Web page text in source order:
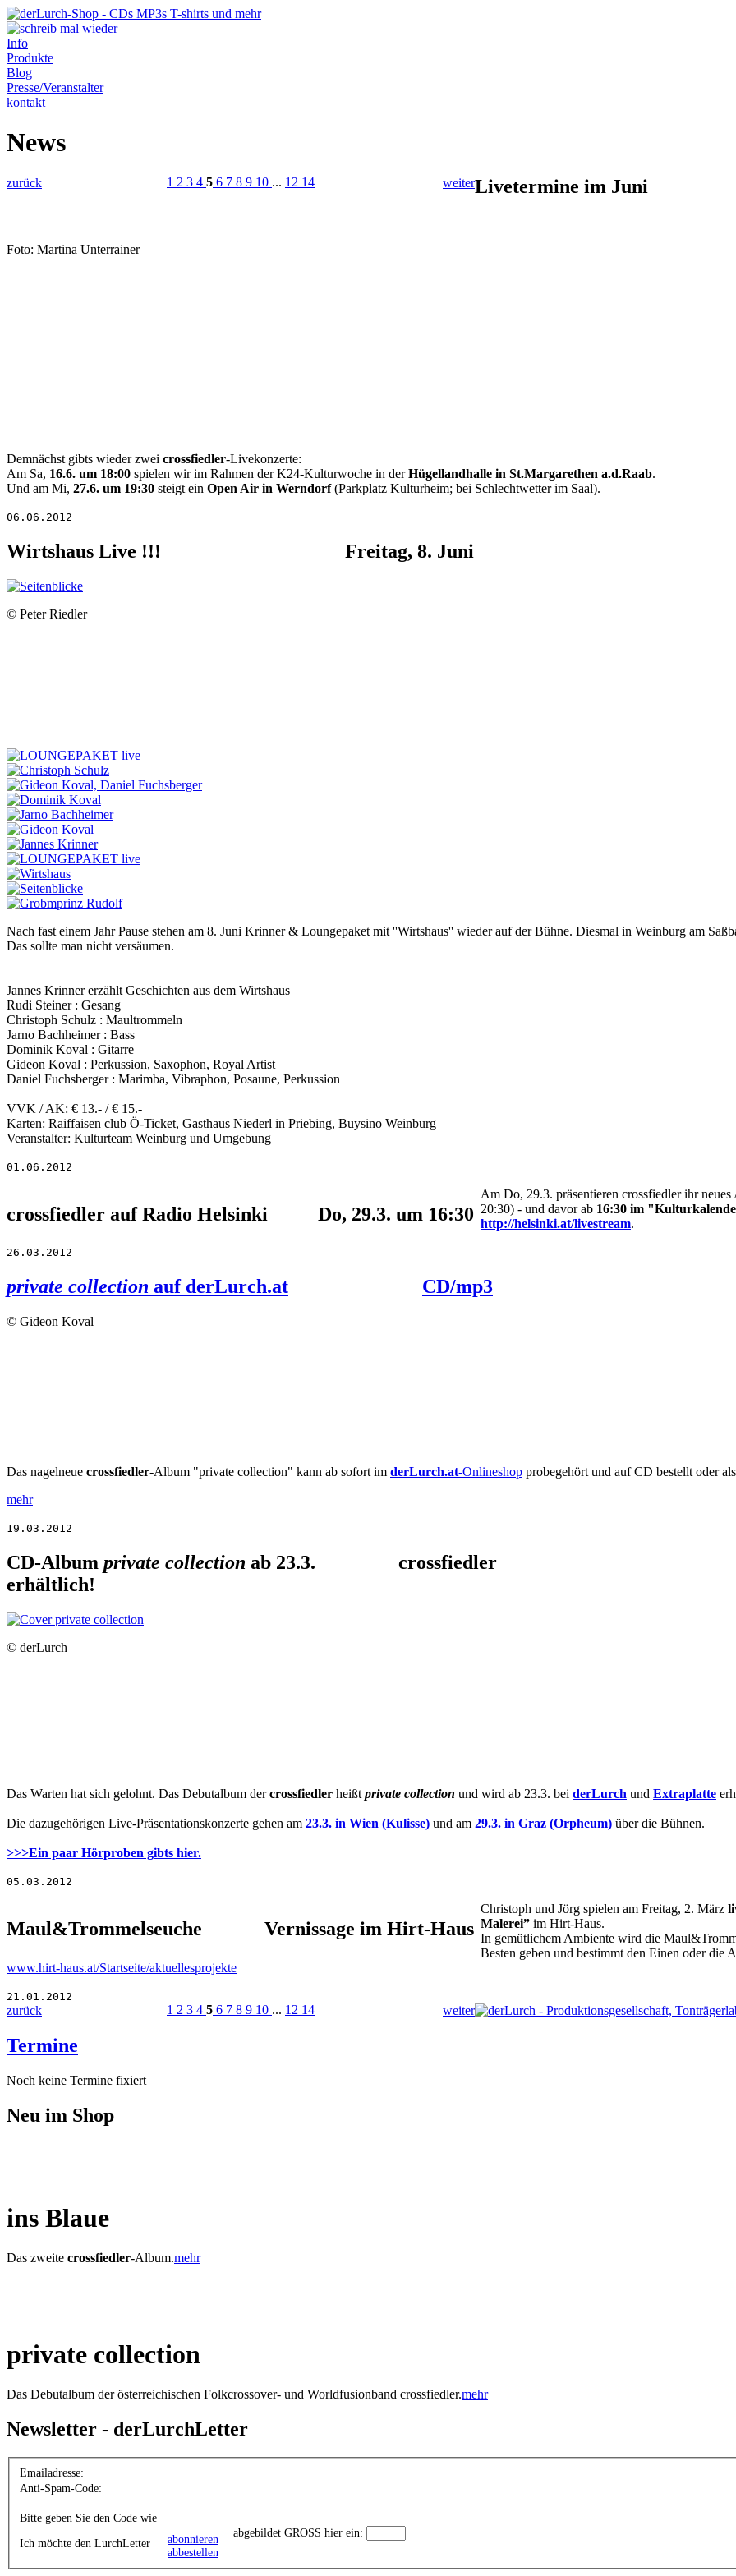
Info
Produkte
Blog
Presse/Veranstalter
kontakt
News
zurück 1 2 3 4 5 6 7 8 9 10 ... 12 14 weiterLivetermine im Juni
Foto: Martina Unterrainer
Demnächst gibts wieder zwei crossfiedler-Livekonzerte:
Am Sa, 16.6. um 18:00 spielen wir im Rahmen der K24-Kulturwoche in derHügellandhalle in St.Margarethen a.d.Raab.
Und am Mi, 27.6. um 19:30 steigt ein Open Air in Werndorf(Parkplatz Kulturheim; bei Schlechtwetter im Saal).
06.06.2012
Wirtshaus Live !!! Freitag, 8. Juni
© Peter Riedler
Nach fast einem Jahr Pause stehen am 8. Juni Krinner & Loungepaket mit ''Wirtshaus'' wieder auf der Bühne. Diesmal in Weinburg am
Das sollte man nicht versäumen.
Jannes Krinner erzählt Geschichten aus dem Wirtshaus
Rudi Steiner : Gesang
Christoph Schulz : Maultrommeln
Jarno Bachheimer : Bass
Dominik Koval : Gitarre
Gideon Koval : Perkussion, Saxophon, Royal Artist
Daniel Fuchsberger : Marimba, Vibraphon, Posaune, Perkussion
VVK / AK: € 13.- / € 15.-
Karten: Raiffaisen club Ö-Ticket, Gasthaus Niederl in Priebing, Buysino Weinburg
Veranstalter: Kulturteam Weinburg und Umgebung
01.06.2012
crossfiedler auf Radio Helsinki Do, 29.3. um 16:30
Am Do, 29.3. präsentieren crossfiedler ihr
20:30) - und davor ab 16:30 im
http://helsinki.at/livestream.
26.03.2012
private collection auf derLurch.at CD/mp3
© Gideon Koval
Das nagelneue crossfiedler-Album "private collection" kann ab sofort im derLurch.at-Onlineshop probegehört und auf CD bestellt oder
mehr
19.03.2012
CD-Album private collection ab 23.3.
erhältlich!
crossfiedler
© derLurch
Das Warten hat sich gelohnt. Das Debutalbum dercrossfiedler heißt private collection und wird ab 23.3. bei derLurch und Extraplatte
Die dazugehörigen Live-Präsentationskonzerte gehen am 23.3. in Wien (Kulisse) und am 29.3. in Graz (Orpheum) über die Bühnen.
>>>Ein paar Hörproben gibts hier.
05.03.2012
Maul&Trommelseuche Vernissage im Hirt-Haus
Christoph und Jörg spielen am Freitag, 2. März
Malerei” im Hirt-Haus.
In gemütlichem Ambiente wird die
Besten geben und bestimmt den Einen oder die
www.hirt-haus.at/Startseite/aktuellesprojekte
21.01.2012
zurück 1 2 3 4 5 6 7 8 9 10 ... 12 14 weiter
Termine
Noch keine Termine fixiert
Neu im Shop
ins Blaue
Das zweite crossfiedler-Album.mehr
private collection
Das Debutalbum der österreichischen Folkcrossover- und Worldfusionband crossfiedler.mehr
Newsletter - derLurchLetter
Emailadresse:
Anti-Spam-Code:
Bitte geben Sie den Code wie
abgebildet GROSS hier ein:
Ich möchte den LurchLetter
abonnieren
abbestellen